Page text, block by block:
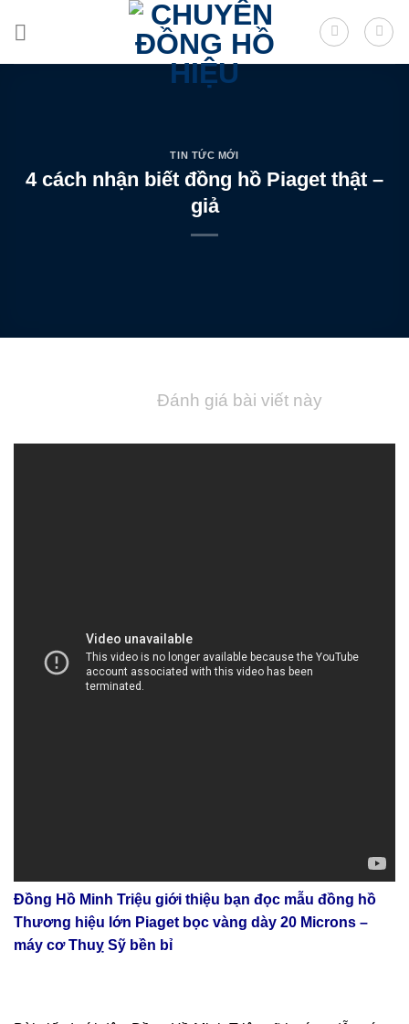
TIN TỨC MỚI
4 cách nhận biết đồng hồ Piaget thật –
giả
Đánh giá bài viết này
Đồng Hồ Minh Triệu giới thiệu bạn đọc mẫu đồng hồ
Thương hiệu lớn Piaget bọc vàng dày 20 Microns –
máy cơ Thuỵ Sỹ bền bỉ